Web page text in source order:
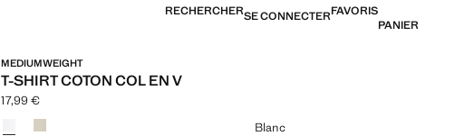
RECHERCHERSE CONNECTERFAVORIS
PANIER
MEDIUMWEIGHT
T-SHIRT COTON COL EN V
Prix actuel [17,99 € ]
17,99 €
Choisissez une couleur
Blanc